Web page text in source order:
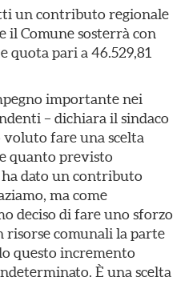
un contributo regionale
il Comune sosterrà con
quota pari a 46.529,81
importante nei
– dichiara il sindaco
fare una scelta
quanto previsto
dato un contributo
ma come
deciso di fare uno sforzo
comunali la parte
questo incremento
È una scelta